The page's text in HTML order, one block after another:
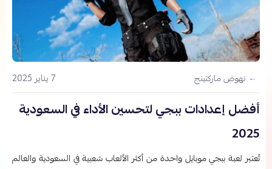
نهوض ماركتينج 7 يناير 2025
أفضل إعدادات ببجي لتحسين الأداء في السعودية
2025
تُعتبر لعبة ببجي موبايل واحدة من أكثر الألعاب شعبية في السعودية والعالم